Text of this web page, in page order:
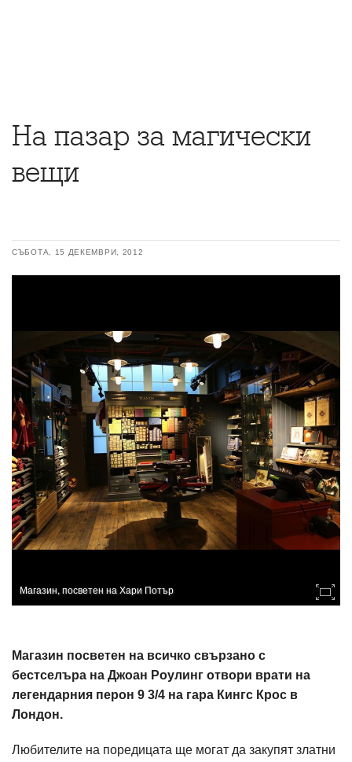
На пазар за магически
вещи
СЪБОТА, 15 ДЕКЕМВРИ, 2012
Магазин, посветен на Хари Потър
Магазин посветен на всичко свързано с
бестселъра на Джоан Роулинг отвори врати на
легендарния перон 9 3/4 на гара Кингс Крос в
Лондон.
Любителите на поредицата ще могат да закупят златни